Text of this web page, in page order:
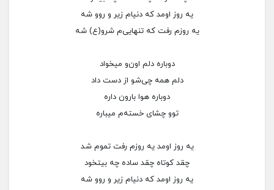
یه روز اومد که دنیام زیر و روو شه
یه روزم رفت که تنهایی‌م شرو(ع) شه
دوباره دلم اون‌و میخواد
دلم همه چی‌شو از دست داد
دوباره هوا بارون داره
توو چشای خسته‌م میباره
یه روز اومد یه روزم رفت تموم شد
چقد کوتاه چقد ساده چه بیتخود
یه روز اومد که دنیام زیر و روو شه